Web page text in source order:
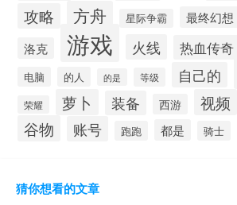
攻略
方舟 星际争霸 最终幻想
洛克 游戏 火线 热血传奇
电脑 的人 的是 等级 自己的
荣耀 萝卜 装备 西游 视频
谷物 账号 跑跑 都是 骑士
猜你想看的文章